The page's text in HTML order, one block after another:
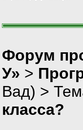
Форум
У» >
Вад) >
класса?